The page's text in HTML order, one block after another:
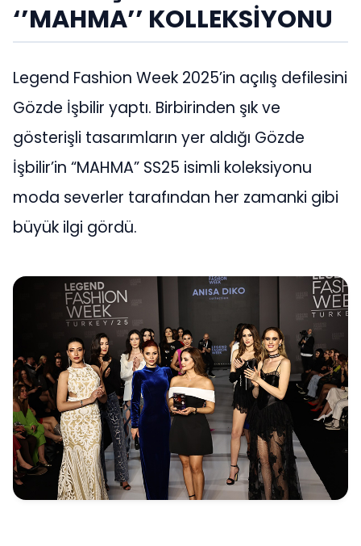
‘’MAHMA’’ KOLLEKSİYONU
Legend Fashion Week 2025’in açılış defilesini
Gözde İşbilir yaptı. Birbirinden şık ve
gösterişli tasarımların yer aldığı Gözde
İşbilir’in “MAHMA” SS25 isimli koleksiyonu
moda severler tarafından her zamanki gibi
büyük ilgi gördü.